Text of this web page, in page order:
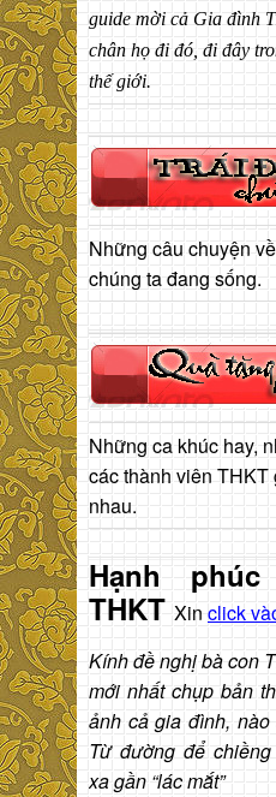
guide mời cả Gia đình
chân họ đi đó, đi đây
thế giới.
Những câu chuyện
chúng ta đang sống.
Những ca khúc hay,
các thành viên THKT
nhau.
Hạnh
THKT Xin click
Kính đề nghị bà con
mới nhất chụp bản
ảnh cả gia đình,
Từ đường để
xa gần “lác mắt”